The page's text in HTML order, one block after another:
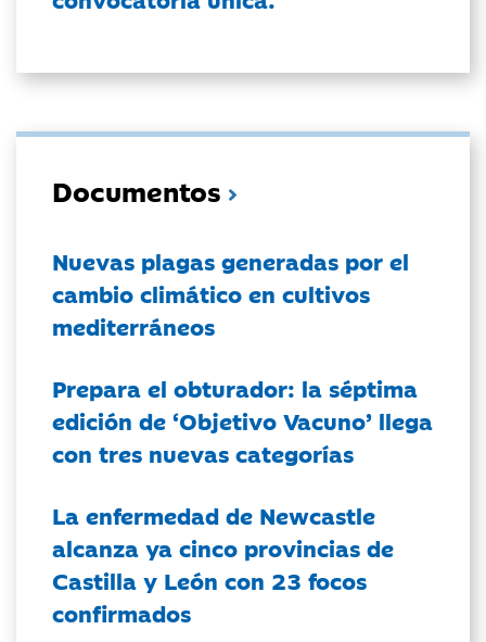
Documentos
Nuevas plagas generadas por el
cambio climático en cultivos
mediterráneos
Prepara el obturador: la séptima
edición de ‘Objetivo Vacuno’ llega
con tres nuevas categorías
La enfermedad de Newcastle
alcanza ya cinco provincias de
Castilla y León con 23 focos
confirmados